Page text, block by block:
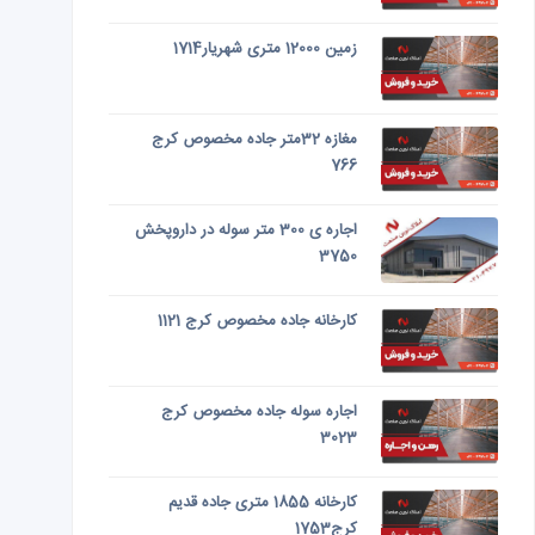
زمین 12000 متری شهریار1714
مغازه 32متر جاده مخصوص کرج
766
اجاره ی 300 متر سوله در داروپخش
3750
کارخانه جاده مخصوص کرج 1121
اجاره سوله جاده مخصوص کرج
3023
کارخانه 1855 متری جاده قدیم
کرج1753